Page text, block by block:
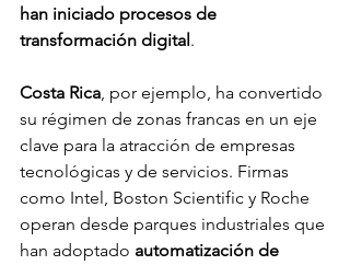
han iniciado procesos de
transformación digital .
Costa Rica, por ejemplo, ha convertido
su régimen de zonas francas en un eje
clave para la atracción de empresas
tecnológicas y de servicios. Firmas
como Intel, Boston Scientific y Roche
operan desde parques industriales que
han adoptado automatización de